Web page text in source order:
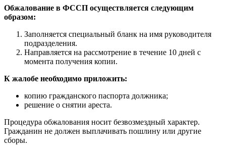
Обжалование в ФССП осуществляется следующим
образом:
Заполняется специальный бланк на имя руководителя
подразделения.
Направляется на рассмотрение в течение 10 дней с
момента получения копии.
К жалобе необходимо приложить:
копию гражданского паспорта должника;
решение о снятии ареста.
Процедура обжалования носит безвозмездный характер.
Гражданин не должен выплачивать пошлину или другие
сборы.